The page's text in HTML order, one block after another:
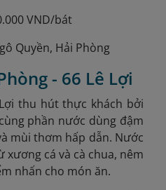
VND/bát
Quyền, Hải Phòng
- 66 Lê Lợi
thu hút thực khách bởi
phần nước dùng đậm
mùi thơm hấp dẫn. Nước
cá và cà chua, nêm
nhấn cho món ăn.